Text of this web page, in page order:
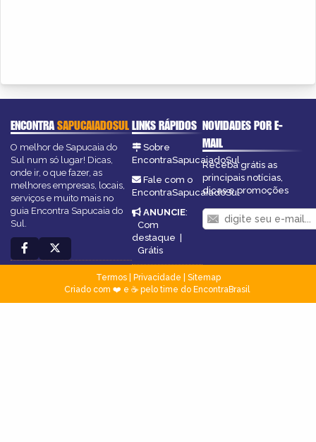
ENCONTRASAPUCAIADOSUL
O melhor de Sapucaia do
Sul num só lugar! Dicas,
onde ir, o que fazer, as
melhores empresas, locais,
serviços e muito mais no
guia Encontra Sapucaia do
Sul.
LINKS RÁPIDOS
Sobre
EncontraSapucaiadoSul
Fale com o
EncontraSapucaiadoSul
ANUNCIE:
Com
destaque |
Grátis
NOVIDADES POR E-
MAIL
Receba grátis as
principais notícias,
dicas e promoções
Termos| Privacidade
Sitemap
Criado com ❤️ e ☕ pelo time do EncontraBrasil